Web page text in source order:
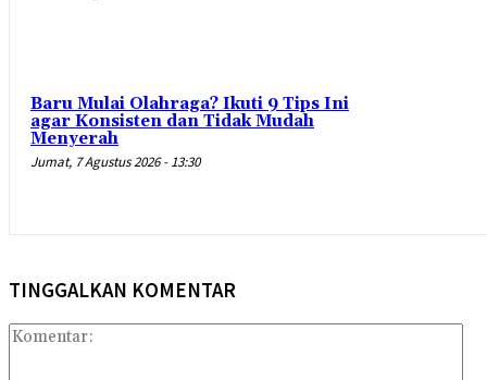
Baru Mulai Olahraga? Ikuti 9 Tips Ini
agar Konsisten dan Tidak Mudah
Menyerah
Jumat, 7 Agustus 2026 - 13:30
TINGGALKAN KOMENTAR